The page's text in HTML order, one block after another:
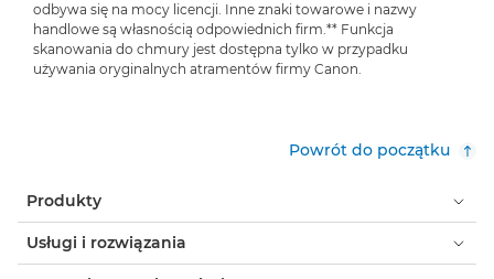
odbywa się na mocy licencji. Inne znaki towarowe i nazwy
handlowe są własnością odpowiednich firm.** Funkcja
skanowania do chmury jest dostępna tylko w przypadku
używania oryginalnych atramentów firmy Canon.
Powrót do początku
Produkty
Usługi i rozwiązania